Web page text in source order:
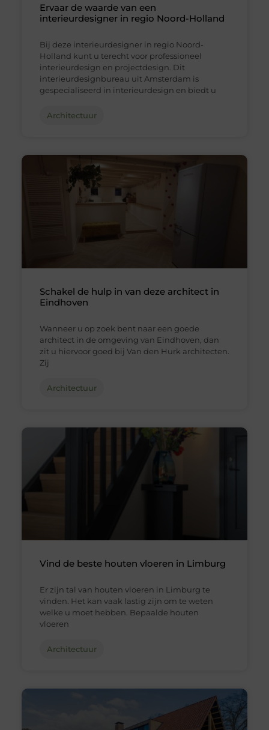
Ervaar de waarde van een
interieurdesigner in regio Noord-Holland
Bij deze interieurdesigner in regio Noord-
Holland kunt u terecht voor professioneel
interieurdesign en projectdesign. Dit
interieurdesignbureau uit Amsterdam is
gespecialiseerd in interieurdesign en biedt u
Architectuur
Schakel de hulp in van deze architect in
Eindhoven
Wanneer u op zoek bent naar een goede
architect in de omgeving van Eindhoven, dan
zit u hiervoor goed bij Van den Hurk architecten.
Zij
Architectuur
Vind de beste houten vloeren in Limburg
Er zijn tal van houten vloeren in Limburg te
vinden. Het kan vaak lastig zijn om te weten
welke u moet hebben. Bepaalde houten
vloeren
Architectuur